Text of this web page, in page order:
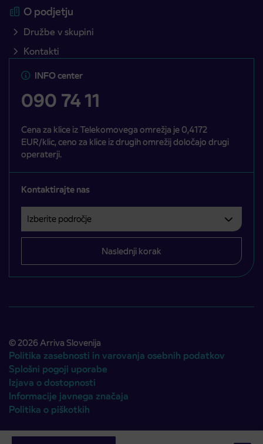
O podjetju
Družbe v skupini
Kontakti
INFO center
090 74 11
Cena za klice iz Telekomovega omrežja je 0,4172
EUR/klic, ceno za klice iz drugih omrežij določajo drugi
operaterji.
Kontaktirajte nas
Izberite področje
Področje je obvezno izbrati.
Naslednji korak
© 2026 Arriva Slovenija
Politika zasebnosti in varovanja osebnih podatkov
Splošni pogoji uporabe
Izjava o dostopnosti
Informacije javnega značaja
Politika o piškotkih
Avtorji:Emigma